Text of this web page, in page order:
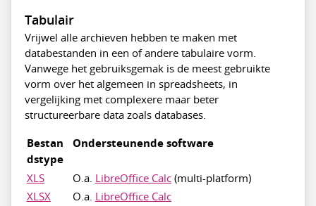
Tabulair
Vrijwel alle archieven hebben te maken met
databestanden in een of andere tabulaire vorm.
Vanwege het gebruiksgemak is de meest gebruikte
vorm over het algemeen in spreadsheets, in
vergelijking met complexere maar beter
structureerbare data zoals databases.
Bestan
dstype
Ondersteunende software
XLS O.a. LibreOffice Calc(multi-platform)
XLSX
O.a. LibreOffice Calc